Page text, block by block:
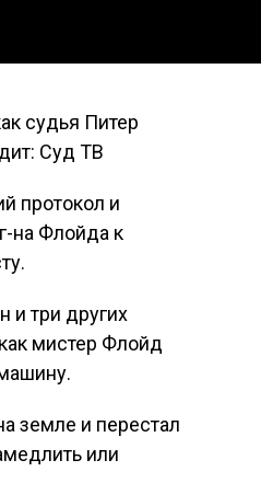
судья Питер
Суд ТВ
протокол и
на Флойда к
и три других
мистер Флойд
земле и перестал
или